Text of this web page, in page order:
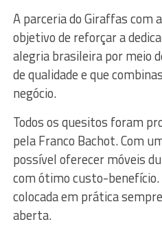
A parceria do Giraffas com
objetivo de reforçar a
alegria brasileira por meio
de qualidade e que
negócio.
Todos os quesitos foram
pela Franco Bachot. Com
possível oferecer móveis
com ótimo custo-benefício.
colocada em prática
aberta.